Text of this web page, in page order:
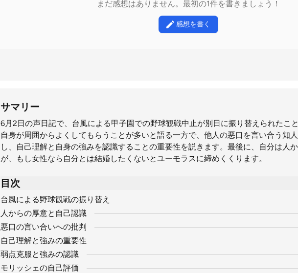
まだ感想はありません。最初の1件を書きましょう！
感想を書く
サマリー
6月2日の声日記で、台風による甲子園での野球観戦中止が別日に振り替えられたこ
自身が周囲からよくしてもらうことが多いと語る一方で、他人の悪口を言い合う知
し、自己理解と自身の強みを認識することの重要性を説きます。最後に、自分は人
が、もし女性なら自分とは結婚したくないとユーモラスに締めくくります。
目次
台風による野球観戦の振り替え
人からの厚意と自己認識
悪口の言い合いへの批判
自己理解と強みの重要性
弱点克服と強みの認識
モリッシェの自己評価